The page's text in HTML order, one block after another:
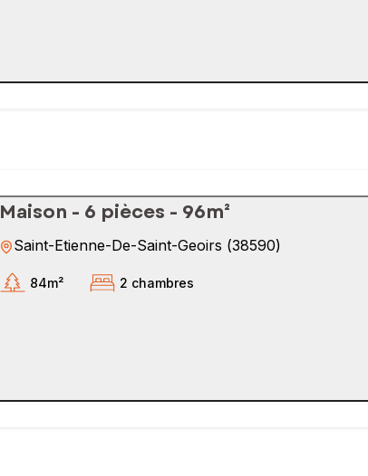
Maison - 6 pièces - 96m²
Saint-Etienne-De-Saint-Geoirs (38590)
84m² 2 chambres